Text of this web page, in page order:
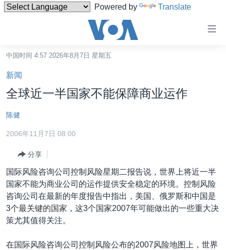
Powered by Translate
碍
链
接
跳
转
内
导
航
跳
到
台湾
港澳
国际
最新国际新闻
印太
中东
分类新闻
经济·金融·贸易
人权·法律·宗教
美中关系
热点专题
VOA今日焦点
中国时间 4:57 2026年8月7日 星期五
新闻
全球近一半国家不能保障商业运作
陈健
2006年11月7日 08:00
分享
国际风险咨询公司控制风险星期二报告说，世界上将近一半
国家不能为商业公司的运作提供安全稳定的环境。控制风险
咨询公司在最新的年度报告中指出，美国、俄罗斯和中国是
3个最关键的国家，这3个国家2007年可能做出的一些重大决
策尤其值得关注。
在国际风险咨询公司控制风险公布的2007风险地图上，世界